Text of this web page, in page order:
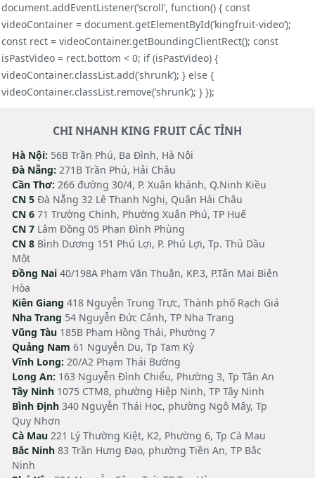
document.addEventListener(’scroll’, function() { const
videoContainer = document.getElementById(’kingfruit-video’);
const rect = videoContainer.getBoundingClientRect(); const
isPastVideo = rect.bottom < 0; if (isPastVideo) {
videoContainer.classList.add(’shrunk’); } else {
videoContainer.classList.remove(’shrunk’); } });
CHI NHANH KING FRUIT CÁC TỈNH
Hà Nội: 56B Trần Phú, Ba Đình, Hà Nội
Đà Nẵng: 271B Trần Phú, Hải Châu
Cần Thơ: 266 đường 30/4, P. Xuân khánh, Q.Ninh Kiều
CN 5 Đà Nẵng 32 Lê Thanh Nghị, Quận Hải Châu
CN 6 71 Trường Chinh, Phường Xuân Phú, TP Huế
CN 7 Lâm Đồng 05 Phan Đình Phùng
CN 8 Bình Dương 151 Phú Lợi, P. Phú Lợi, Tp. Thủ Dầu
Một
Đồng Nai 40/198A Phạm Văn Thuận, KP.3, P.Tân Mai Biên
Hòa
Kiên Giang 418 Nguyễn Trung Trực, Thành phố Rạch Giá
Nha Trang 54 Nguyễn Đức Cảnh, TP Nha Trang
Vũng Tàu 185B Phạm Hồng Thái, Phường 7
Quảng Nam 61 Nguyễn Du, Tp Tam Kỳ
Vĩnh Long: 20/A2 Phạm Thái Bường
Long An: 163 Nguyễn Đình Chiểu, Phường 3, Tp Tân An
Tây Ninh 1075 CTM8, phường Hiệp Ninh, TP Tây Ninh
Bình Định 340 Nguyễn Thái Học, phường Ngô Mây, Tp
Quy Nhơn
Cà Mau 221 Lý Thường Kiệt, K2, Phường 6, Tp Cà Mau
Bắc Ninh 83 Trần Hưng Đạo, phường Tiền An, TP Bắc
Ninh